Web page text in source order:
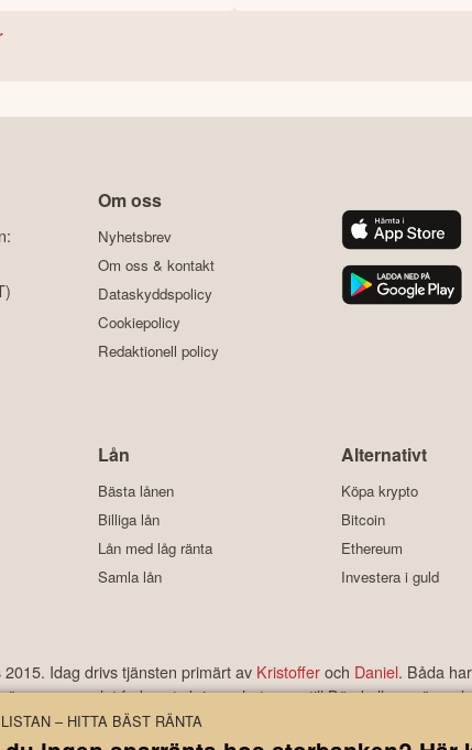
Om oss
Nyhetsbrev
Om oss & kontakt
Dataskyddspolicy
Cookiepolicy
Redaktionell policy
Lån
Bästa lånen
Billiga lån
Lån med låg ränta
Samla lån
Alternativt
Köpa krypto
Bitcoin
Ethereum
Investera i guld
Idag drivs tjänsten primärt av Kristofferoch Daniel. Båda
som det frekvent skrivs nyheter om till Börskollens
och med ett användarbetyg som är bland de bästa i
– HITTA BÄST RÄNTA